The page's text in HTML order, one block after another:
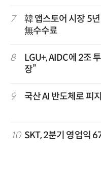
7
韓 앱스토어 시장 5
無수수료
8
LGU+, AIDC에 2조
장”
9 국산 AI 반도체로 피
10 SKT, 2분기 영업익